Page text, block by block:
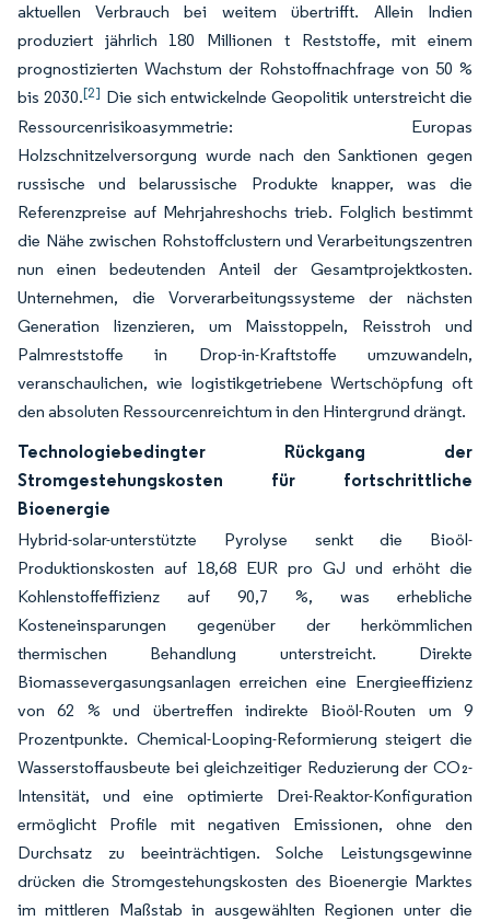
aktuellen Verbrauch bei weitem übertrifft. Allein Indien
produziert jährlich 180 Millionen t Reststoffe, mit einem
prognostizierten Wachstum der Rohstoffnachfrage von 50 %
bis 2030.[2] Die sich entwickelnde Geopolitik unterstreicht die
Ressourcenrisikoasymmetrie: Europas
Holzschnitzelversorgung wurde nach den Sanktionen gegen
russische und belarussische Produkte knapper, was die
Referenzpreise auf Mehrjahreshochs trieb. Folglich bestimmt
die Nähe zwischen Rohstoffclustern und Verarbeitungszentren
nun einen bedeutenden Anteil der Gesamtprojektkosten.
Unternehmen, die Vorverarbeitungssysteme der nächsten
Generation lizenzieren, um Maisstoppeln, Reisstroh und
Palmreststoffe in Drop-in-Kraftstoffe umzuwandeln,
veranschaulichen, wie logistikgetriebene Wertschöpfung oft
den absoluten Ressourcenreichtum in den Hintergrund drängt.
Technologiebedingter Rückgang der
Stromgestehungskosten für fortschrittliche
Bioenergie
Hybrid-solar-unterstützte Pyrolyse senkt die Bioöl-
Produktionskosten auf 18,68 EUR pro GJ und erhöht die
Kohlenstoffeffizienz auf 90,7 %, was erhebliche
Kosteneinsparungen gegenüber der herkömmlichen
thermischen Behandlung unterstreicht. Direkte
Biomassevergasungsanlagen erreichen eine Energieeffizienz
von 62 % und übertreffen indirekte Bioöl-Routen um 9
Prozentpunkte. Chemical-Looping-Reformierung steigert die
Wasserstoffausbeute bei gleichzeitiger Reduzierung der CO₂-
Intensität, und eine optimierte Drei-Reaktor-Konfiguration
ermöglicht Profile mit negativen Emissionen, ohne den
Durchsatz zu beeinträchtigen. Solche Leistungsgewinne
drücken die Stromgestehungskosten des Bioenergie Marktes
im mittleren Maßstab in ausgewählten Regionen unter die